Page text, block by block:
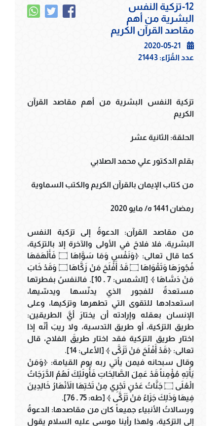
12-تزكية النفس
البشرية من أهم
مقاصد القرآن الكريم
2020-05-21
عدد القُرّاء: 21443
تزكية النفس البشرية من أهم مقاصد القرآن
الكريم
الحلقة: الثانية عشر
بقلم الدكتور علي محمد الصلابي
من كتاب الإيمان بالقرآن الكريم والكتب السماوية
رمضان 1441 ه/ مايو 2020
من مقاصد القرآن: الدعوةُ إلى تزكية النفس
البشرية، فلا فلاحَ في الأولى والآخرة إلا بالتزكية،
كما قال تعالى: ﴿وَنَفْسٍ وَمَا سَوَّاهَا ۝ فَأَلْهَمَهَا
فُجُورَهَا وَتَقْوَاهَا ۝ قَدْ أَفْلَحَ مَنْ زَكَّاهَا ۝ وَقَدْ خَابَ
مَنْ دَسَّاهَا ﴾ [الشمس: 7 ـ 10]. فالنفسُ بفطرتها
مستعدةٌ للفجور الذي يدنّسها ويدسّيها،
استعدادها للتقوى التي تطهرها وتزكيها، وعلى
الإنسان بعقله وإرادته أن يختارَ أيَّ الطريقين:
طريق التزكية، أو طريق التدسية، ولا ريبَ أنّه إذا
اختار طريق التزكية فقد اختار طريقَ الفلاح، قال
تعالى: ﴿قَدْ أَفْلَحَ مَنْ تَزَكَّى ﴾ [الأعلى: 14].
وقال سبحانه فيمن يأتي ربه يوم القيامة: ﴿وَمَنْ
يَأْتِهِ مُؤْمِناً قَدْ عَمِلَ الصَّالِحَاتِ فَأُولَئِكَ لَهُمُ الدَّرَجَاتُ
الْعُلَى ۝ جَنَّاتُ عَدْنٍ تَجْرِي مِنْ تَحْتِهَا الأَنْهَارُ خَالِدِينَ
فِيهَا وَذَلِكَ جَزَاءُ مَنْ تَزَكَّى ﴾ [طه: 75 ـ 76].
ورسالاتُ الأنبياء جميعاً كان من مقاصدها: الدعوةُ
إلى التزكية، ولهذا رأينا موسى عليه السلام يقول